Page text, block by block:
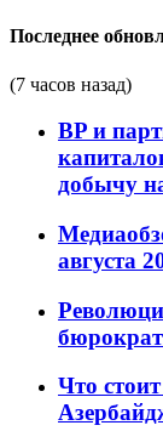
Последнее
(7 часов назад)
BP и
добычу
августа
Что